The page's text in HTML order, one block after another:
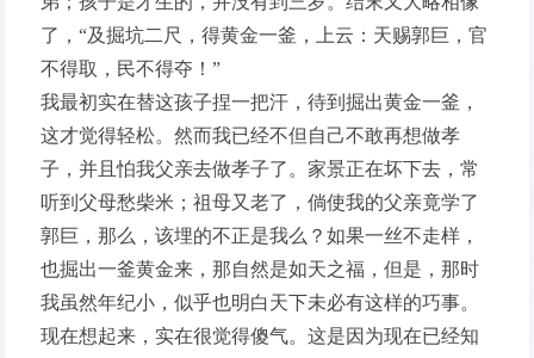
了，“及掘坑二尺，得黄金一釜，上云：天赐郭巨，官
不得取，民不得夺！”
我最初实在替这孩子捏一把汗，待到掘出黄金一釜，
这才觉得轻松。然而我已经不但自己不敢再想做孝
子，并且怕我父亲去做孝子了。家景正在坏下去，常
听到父母愁柴米；祖母又老了，倘使我的父亲竟学了
郭巨，那么，该埋的不正是我么？如果一丝不走样，
也掘出一釜黄金来，那自然是如天之福，但是，那时
我虽然年纪小，似乎也明白天下未必有这样的巧事。
现在想起来，实在很觉得傻气。这是因为现在已经知